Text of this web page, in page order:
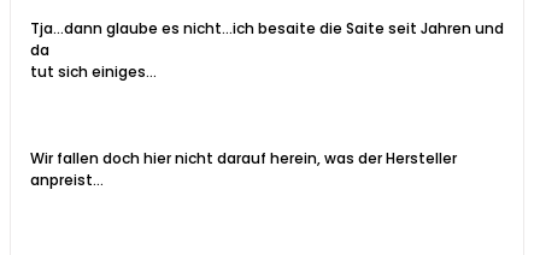
Tja...dann glaube es nicht...ich besaite die Saite seit Jahren und
da
tut sich einiges...
Wir fallen doch hier nicht darauf herein, was der Hersteller
anpreist...